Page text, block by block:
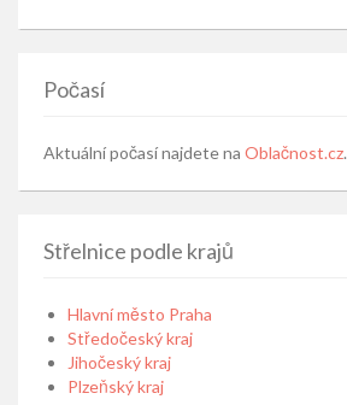
Počasí
Aktuální počasí najdete na Oblačnost.cz.
Střelnice podle krajů
Hlavní město Praha
Středočeský kraj
Jihočeský kraj
Plzeňský kraj